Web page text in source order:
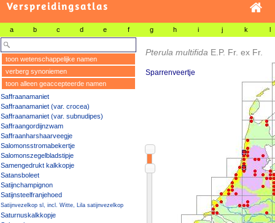
Verspreidingsatlas
a b c d e f g h i j k l
toon wetenschappelijke namen
verberg synoniemen
toon alleen geaccepteerde namen
Saffraanamaniet
Saffraanamaniet (var. crocea)
Saffraanamaniet (var. subnudipes)
Saffraangordijnzwam
Saffraanharshaarveegje
Salomonsstromabekertje
Salomonszegelbladstipje
Samengedrukt kalkkopje
Satansboleet
Satijnchampignon
Satijnsteelfranjehoed
Satijnvezelkop sl, incl. Witte, Lila satijnvezelkop
Saturnuskalkkopje
Pterula multifida E.P. Fr. ex Fr.
Sparrenveertje